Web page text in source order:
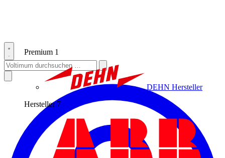
Premium 1
DEHN Hersteller
Hersteller 7